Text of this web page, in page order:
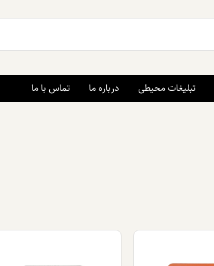
تبلیغات محیطی درباره ما تماس با ما